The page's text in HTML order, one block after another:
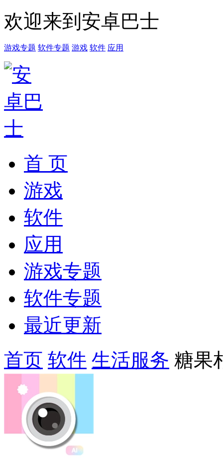
欢迎来到安卓巴士
游戏专题 软件专题 游戏 软件 应用
首 页
游戏
软件
应用
游戏专题
软件专题
最近更新
首页 软件 生活服务 糖果